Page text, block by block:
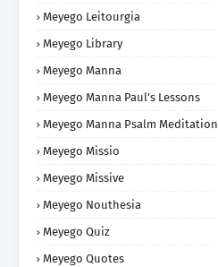
Meyego Leitourgia
Meyego Library
Meyego Manna
Meyego Manna Paul's Lessons
Meyego Manna Psalm Meditation
Meyego Missio
Meyego Missive
Meyego Nouthesia
Meyego Quiz
Meyego Quotes